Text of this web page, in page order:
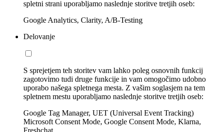
spletni strani uporabljamo naslednje storitve tretjih oseb:
Google Analytics, Clarity, A/B-Testing
Delovanje
S sprejetjem teh storitev vam lahko poleg osnovnih funkcij
zagotovimo tudi druge funkcije in vam omogočimo udobno
uporabo našega spletnega mesta. Z vašim soglasjem na tem
spletnem mestu uporabljamo naslednje storitve tretjih oseb:
Google Tag Manager, UET (Universal Event Tracking)
Microsoft Consent Mode, Google Consent Mode, Klarna,
Freshchat